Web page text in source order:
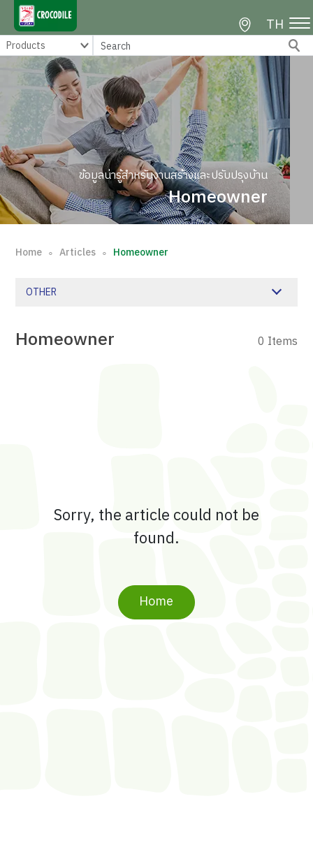
TH
ข้อมูลน่ารู้สำหรับงานสร้างและปรับปรุงบ้าน
Homeowner
Home ∘ Articles ∘ Homeowner
OTHER
Homeowner 0 Items
Sorry, the article could not be
found.
Home